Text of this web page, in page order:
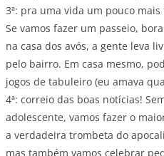
3ª: pra uma vida um pouco
Se vamos fazer um passeio,
na casa dos avós, a gente leva
pelo bairro. Em casa mesmo,
jogos de tabuleiro (eu amava
4ª: correio das boas notícias!
adolescente, vamos fazer o
a verdadeira trombeta do
mas também vamos celebrar